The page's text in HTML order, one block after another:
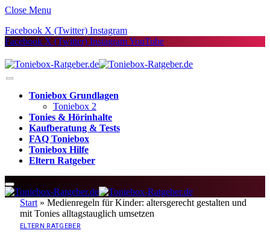
Close Menu
Facebook X (Twitter) Instagram
Facebook X (Twitter) InstagramYouTube
Toniebox Grundlagen
Toniebox 2
Tonies & Hörinhalte
Kaufberatung & Tests
FAQ Toniebox
Toniebox Hilfe
Eltern Ratgeber
Start » Medienregeln für Kinder: altersgerecht gestalten und
mit Tonies alltagstauglich umsetzen
ELTERN RATGEBER